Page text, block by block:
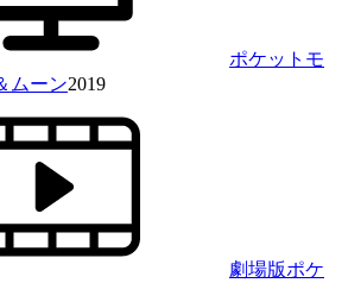
ポケットモ
ムーン2019
劇場版ポケ